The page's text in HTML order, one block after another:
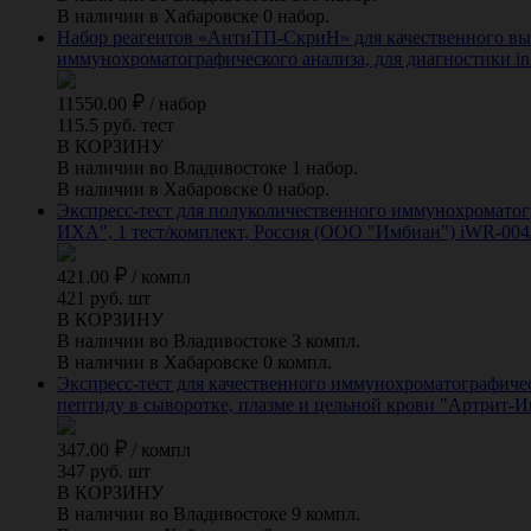
В наличии в Хабаровске 0 набор.
Набор реагентов «АнтиТП-СкриН» для качественного
иммунохроматографического анализа, для диагностики
11550.00 / набор
115.5 руб. тест
В КОРЗИНУ
В наличии во Владивостоке 1 набор.
В наличии в Хабаровске 0 набор.
Экспресс-тест для полуколичественного
ИХА", 1 тест/комплект, Россия (ООО "Имбиан") iWR-
421.00 / компл
421 руб. шт
В КОРЗИНУ
В наличии во Владивостоке 3 компл.
В наличии в Хабаровске 0 компл.
Экспресс-тест для качественного
пептиду в сыворотке, плазме и цельной крови
347.00 / компл
347 руб. шт
В КОРЗИНУ
В наличии во Владивостоке 9 компл.